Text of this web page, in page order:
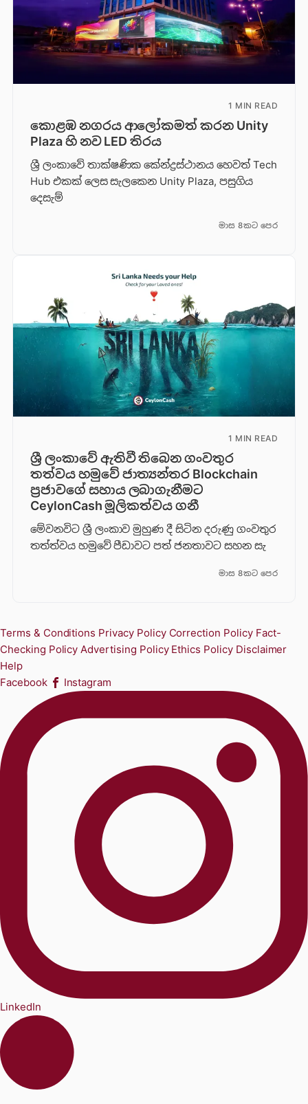
1 MIN READ
කොළඹ නගරය ආලෝකමත් කරන Unity
Plaza හි නව LED තිරය
ශ්‍රී ලංකාවේ තාක්ෂණික කේන්ද්‍රස්ථානය හෙවත් Tech
Hub එකක් ලෙස සැලකෙන Unity Plaza, පසුගිය
දෙසැම්
මාස 8කට පෙර
1 MIN READ
ශ්‍රී ලංකාවේ ඇතිවී තිබෙන ගංවතුර
තත්වය හමුවේ ජාත්‍යන්තර Blockchain
ප්‍රජාවගේ සහාය ලබාගැනීමට
CeylonCash මූලිකත්වය ග​නී
මේවනවිට ශ්‍රී ලංකාව මුහුණ දී සිටින දරුණු ගංවතුර
තත්ත්වය හමුවේ පීඩාවට පත් ජනතාවට සහන සැ
මාස 8කට පෙර
Terms & Conditions Privacy Policy Correction Policy Fact-
Checking Policy Advertising Policy Ethics Policy Disclaimer
Help
Facebook
Instagram
LinkedIn